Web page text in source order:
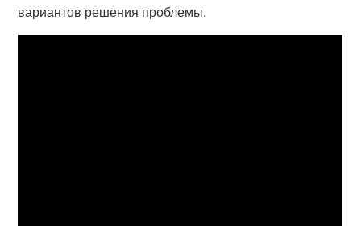
вариантов решения проблемы.